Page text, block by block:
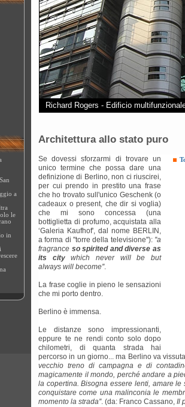
a
le
in
Richard Rogers - Edificio
Architettura allo stato puro
Se dovessi sforzarmi di trovare un
unico termine che possa dare una
definizione di Berlino, non ci riuscirei,
per cui prendo in prestito una frase
che ho trovato sull'unico Geschenk (o
cadeaux o present, che dir si voglia)
che mi sono concessa (una
bottiglietta di profumo, acquistata alla
‘Galeria Kaufhof', dal nome BERLIN,
a forma di ''torre della televisione''): ''a
fragrance so spirited and diverse as
its citywhich never will be but
always will become''.
La frase coglie in pieno le sensazioni
che mi porto dentro.
Berlino è immensa.
Le distanze sono impressionanti,
eppure te ne rendi conto solo dopo
chilometri, di quanta strada hai
percorso in un giorno... ma Berlino va
vecchio treno di campagna e di
magicamente il mondo, perché andare a
la copertina. Bisogna essere lenti, amare
conquistare come una malinconia le
momento la strada''. (da: Franco Cassano, Il